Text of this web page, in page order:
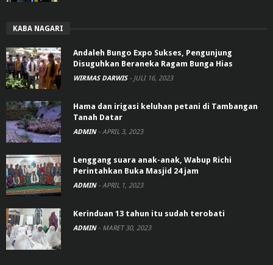
KABA NAGARI
Andaleh Bungo Expo Sukses, Pengunjung
Disuguhkan Beraneka Ragam Bunga Hias
WIRMAS DARWIS - JULI 16, 2023
Hama dan irigasi keluhan petani di Tambangan
Tanah Datar
ADMIN - APRIL 3, 2023
Lenggang suara anak-anak, Wabup Richi
Perintahkan Buka Masjid 24 jam
ADMIN - APRIL 1, 2023
Kerinduan 13 tahun itu sudah terobati
ADMIN - MARET 30, 2023